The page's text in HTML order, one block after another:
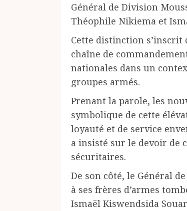
Général de Division
Théophile Nikiema et
Cette distinction
chaîne de
nationales dans un
groupes armés.
Prenant la parole, les
symbolique de cette
loyauté et de service
a insisté sur le devoir de
sécuritaires.
De son côté, le Général
à ses frères d’armes
Ismaël Kiswendsida